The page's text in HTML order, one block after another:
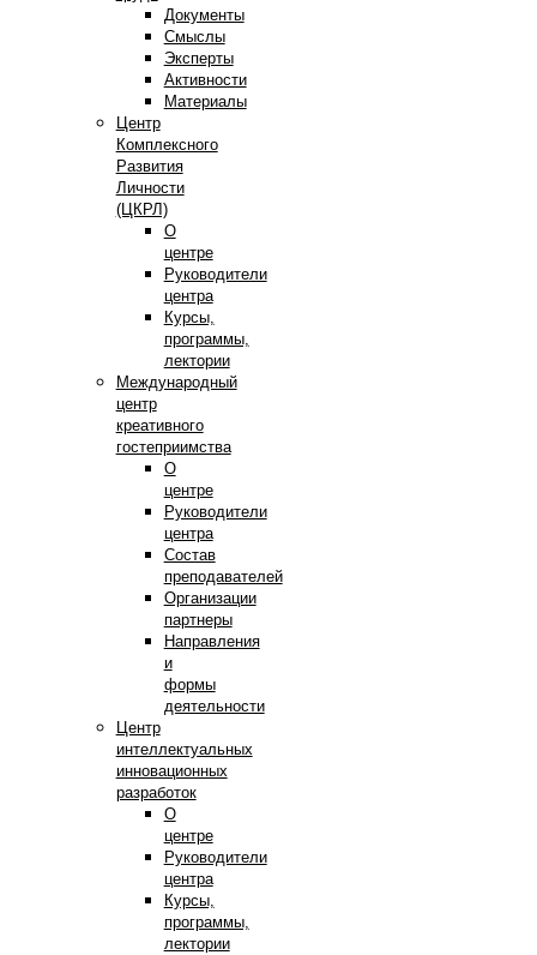
Документы
Смыслы
Эксперты
Активности
Материалы
Центр
Комплексного
Развития
Личности
(ЦКРЛ)
О
центре
Руководители
центра
Курсы,
программы,
лектории
Международный
центр
креативного
гостеприимства
О
центре
Руководители
центра
Состав
преподавателей
Организации
партнеры
Направления
и
формы
деятельности
Центр
интеллектуальных
инновационных
разработок
О
центре
Руководители
центра
Курсы,
программы,
лектории